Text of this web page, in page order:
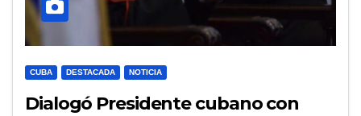
CUBA DESTACADA NOTICIA
Dialogó Presidente cubano con